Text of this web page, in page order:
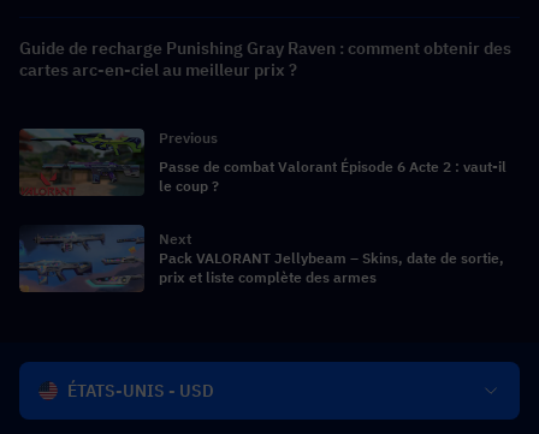
Guide de recharge Punishing Gray Raven : comment obtenir des
cartes arc-en-ciel au meilleur prix ?
Previous
Passe de combat Valorant Épisode 6 Acte 2 : vaut-il
le coup ?
Next
Pack VALORANT Jellybeam – Skins, date de sortie,
prix et liste complète des armes
ÉTATS-UNIS - USD